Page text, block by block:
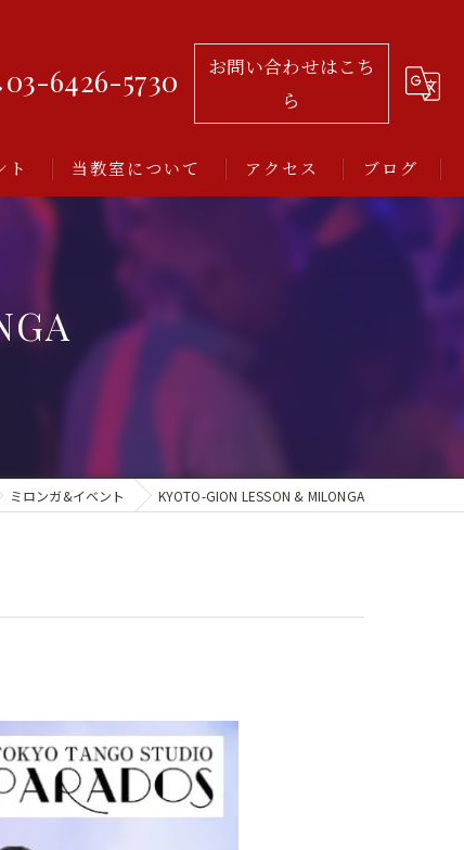
03-6426-5730
お問い合わせはこち
ら
ト 当教室について
アルゼンチンタンゴ
アクセス ブログ
ミロンガ&イベント KYOTO-GION LESSON & MILONGA